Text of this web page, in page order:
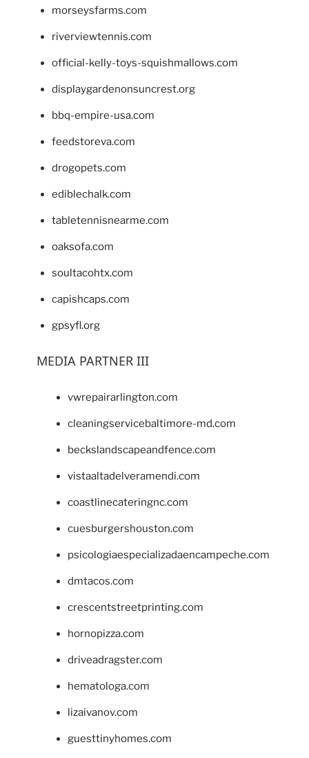
morseysfarms.com
riverviewtennis.com
official-kelly-toys-squishmallows.com
displaygardenonsuncrest.org
bbq-empire-usa.com
feedstoreva.com
drogopets.com
ediblechalk.com
tabletennisnearme.com
oaksofa.com
soultacohtx.com
capishcaps.com
gpsyfl.org
MEDIA PARTNER III
vwrepairarlington.com
cleaningservicebaltimore-md.com
beckslandscapeandfence.com
vistaaltadelveramendi.com
coastlinecateringnc.com
cuesburgershouston.com
psicologiaespecializadaencampeche.com
dmtacos.com
crescentstreetprinting.com
hornopizza.com
driveadragster.com
hematologa.com
lizaivanov.com
guesttinyhomes.com